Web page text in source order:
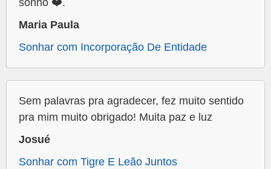
Maria Paula
Sonhar com Incorporação De Entidade
Sem palavras pra agradecer, fez muito sentido
pra mim muito obrigado! Muita paz e luz
Josué
Sonhar com Tigre E Leão Juntos